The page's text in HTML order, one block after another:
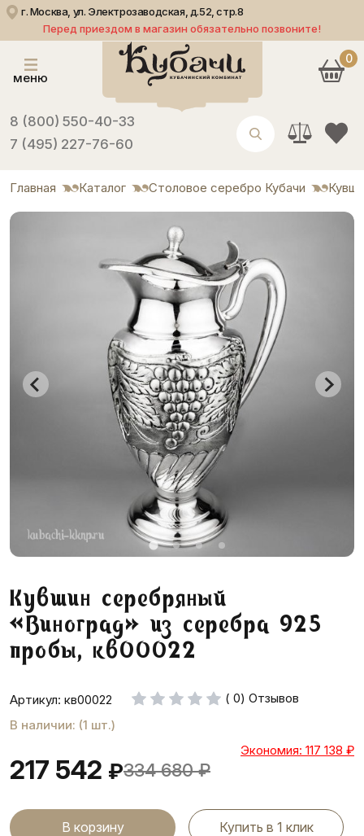
г. Москва, ул. Электрозаводская, д.52, стр.8
Перед приездом в магазин обязательно позвоните!
меню
8 (800) 550-40-33
7 (495) 227-76-60
0
Главная Каталог Столовое серебро Кубачи
Кувшин серебряный
«Виноград» из серебра 925
пробы, кв00022
Артикул: кв00022
( 0) Отзывов
В наличии: (1 шт.)
217 542 ₽334 680 ₽
Экономия: 117 138 ₽
Купить в 1 клик